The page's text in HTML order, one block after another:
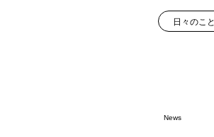
日々のこ
News